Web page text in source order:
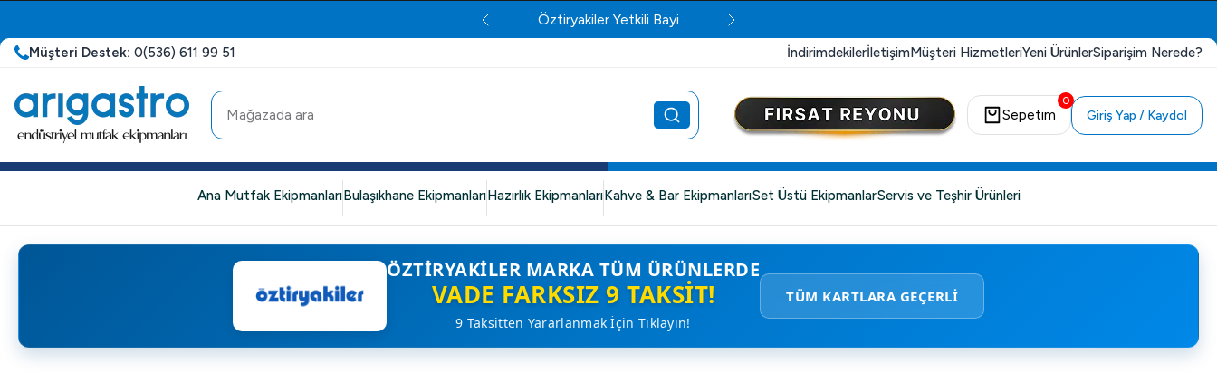
Öztiryakiler Yetkili Bayi
Müşteri Destek: 0(536) 611 99 51 İndirimdekilerİletişimMüşteri HizmetleriYeni ÜrünlerSiparişim Nerede?
0
Sepetim Giriş Yap / Kaydol
Ana Mutfak EkipmanlarıBulaşıkhane EkipmanlarıHazırlık EkipmanlarıKahve & Bar EkipmanlarıSet Üstü EkipmanlarServis ve Teşhir Ürünleri
ÖZTIRYAKILER MARKA TÜM ÜRÜNLERDE
VADE FARKSIZ 9 TAKSIT!
9 Taksitten Yararlanmak İçin Tıklayın!
TÜM KARTLARA GEÇERLİ